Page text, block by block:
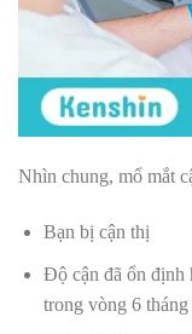
Nhìn chung, mổ mắt
Bạn bị cận thị
Độ cận đã ổn định
trong vòng 6